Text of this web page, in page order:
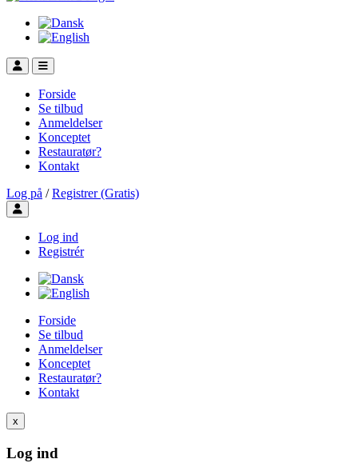
Forside
Se tilbud
Anmeldelser
Konceptet
Restauratør?
Kontakt
Log på / Registrer (Gratis)
Toggle user menu
Log ind
Registrér
Forside
Se tilbud
Anmeldelser
Konceptet
Restauratør?
Kontakt
x
Log ind